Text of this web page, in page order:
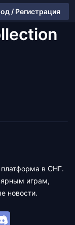
/ Регистрация
платформа в СНГ.
играм,
новости.